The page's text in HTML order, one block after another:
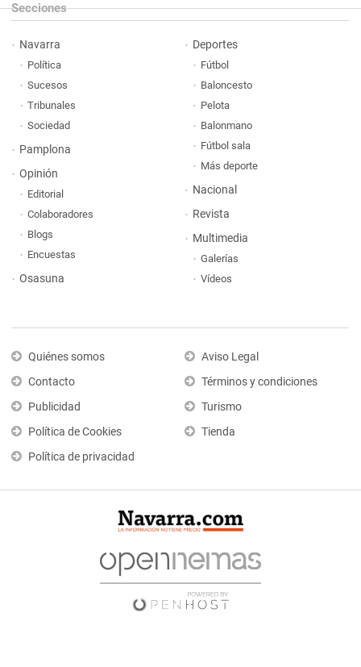
Secciones
Navarra
Política
Sucesos
Tribunales
Sociedad
Pamplona
Opinión
Editorial
Colaboradores
Blogs
Encuestas
Osasuna
Deportes
Fútbol
Baloncesto
Pelota
Balonmano
Fútbol sala
Más deporte
Nacional
Revista
Multimedia
Galerías
Vídeos
Quiénes somos
Contacto
Publicidad
Política de Cookies
Política de privacidad
Aviso Legal
Términos y condiciones
Turismo
Tienda